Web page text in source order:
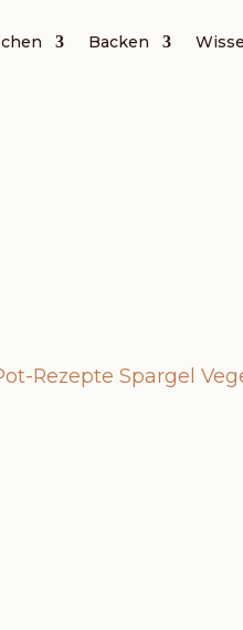
Backen
Rezepte Spargel